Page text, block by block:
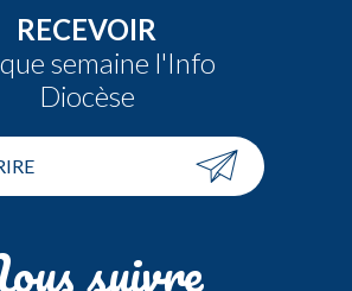
RECEVOIR
semaine l'Info
Diocèse
suivre